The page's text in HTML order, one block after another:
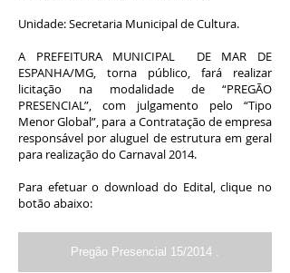
Unidade: Secretaria Municipal de Cultura.
A PREFEITURA MUNICIPAL DE MAR DE
ESPANHA/MG, torna público, fará realizar
licitação na modalidade de “PREGÃO
PRESENCIAL”, com julgamento pelo “Tipo
Menor Global”, para a Contratação de empresa
responsável por aluguel de estrutura em geral
para realização do Carnaval 2014.
Para efetuar o download do Edital, clique no
botão abaixo:
Pregão Presencial 15/2014 .